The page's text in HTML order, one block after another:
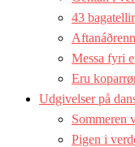
43
Messa fyri
Eru
Udgivelser på
Sommeren
Pigen i